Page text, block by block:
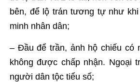
bên, để lộ trán tương tự như
minh nhân dân;
– Đầu để trần, ảnh hộ chiếu có
không được chấp nhận. Ngoại
người dân tộc tiểu số;